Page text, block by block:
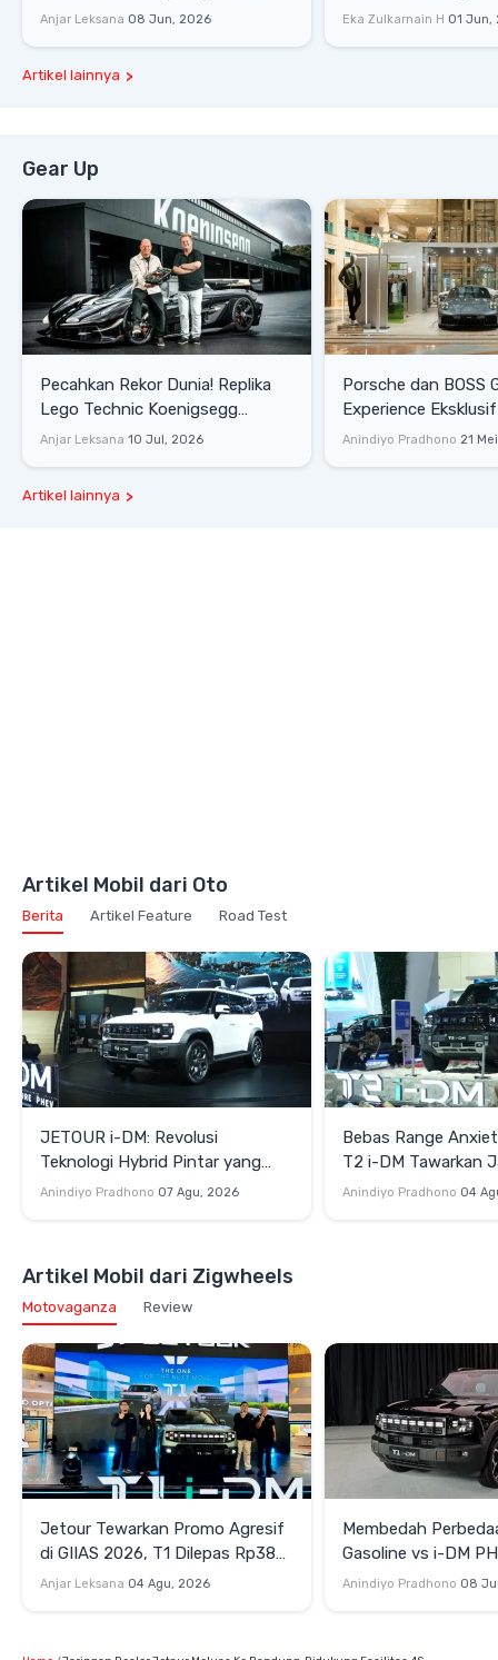
Racing
Anjar Leksana 08 Jun, 2026
Dengan Komunitas
Eka Zulkarnain H 01 Jun,
Artikel lainnya
Gear Up
Pecahkan Rekor Dunia! Replika
Lego Technic Koenigsegg
Sadair's Spear Ukuran Asli Sukses
Anjar Leksana 10 Jul, 2026
Porsche dan BOSS
Experience
Senayan, Hadirkan
Anindiyo Pradhono 21
Artikel lainnya
Artikel Mobil dari Oto
Berita Artikel Feature Road Test
JETOUR i-DM: Revolusi
Teknologi Hybrid Pintar yang
Mengubah Gaya Berkendara dan
Anindiyo Pradhono 07 Agu, 2026
Bebas Range
T2 i-DM Tawarkan
Lebih Dari 1.200
Anindiyo Pradhono 04
Artikel Mobil dari Zigwheels
Motovaganza Review
Jetour Tewarkan Promo Agresif
di GIIAS 2026, T1 Dilepas Rp388
Juta
Anjar Leksana 04 Agu, 2026
Membedah
Gasoline vs i-DM
Anindiyo Pradhono 08